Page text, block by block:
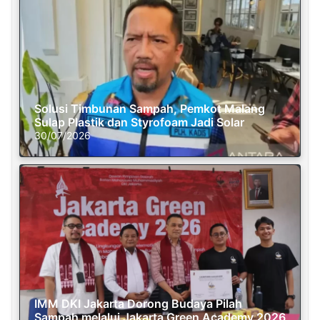
Solusi Timbunan Sampah, Pemkot Malang
Sulap Plastik dan Styrofoam Jadi Solar
30/07/2026
IMM DKI Jakarta Dorong Budaya Pilah
Sampah melalui Jakarta Green Academy 2026